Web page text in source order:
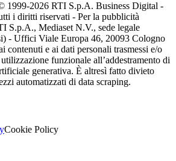
1999-2026 RTI S.p.A. Business Digital -
i diritti riservati - Per la pubblicità
S.p.A., Mediaset N.V., sede legale
- Uffici Viale Europa 46, 20093 Cologno
contenuti e ai dati personali trasmessi e/o
funzionale all’addestramento di
generativa. È altresì fatto divieto
automatizzati di data scraping.
Cookie Policy